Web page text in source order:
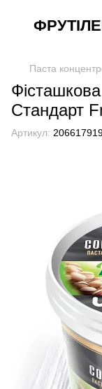
Паста
Стандарт
Артикул: